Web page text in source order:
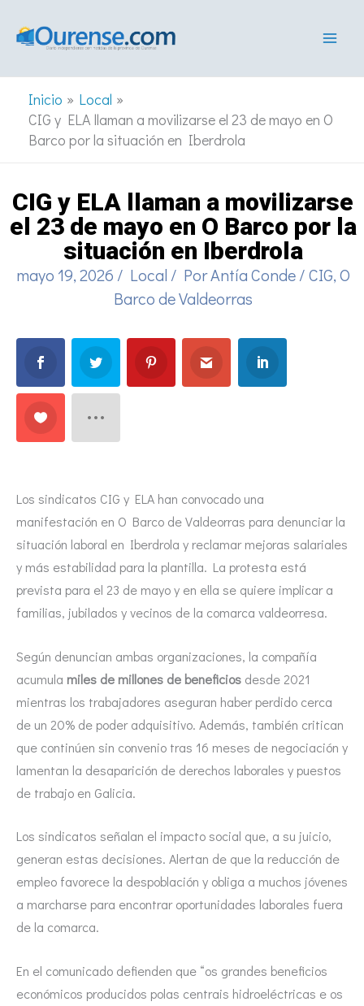
Inicio
Local
CIG y ELA llaman a movilizarse el 23 de mayo en O
Barco por la situación en Iberdrola
CIG y ELA llaman a movilizarse
el 23 de mayo en O Barco por la
situación en Iberdrola
mayo 19, 2026 / Local / PorAntía Conde/CIG,O
Barco de Valdeorras
Los sindicatos CIG y ELA han convocado una
manifestación en O Barco de Valdeorras para denunciar la
situación laboral en Iberdrola y reclamar mejoras salariales
y más estabilidad para la plantilla. La protesta está
prevista para el 23 de mayo y en ella se quiere implicar a
familias, jubilados y vecinos de la comarca valdeorresa.
Según denuncian ambas organizaciones, la compañía
acumula miles de millones de beneficios desde 2021
mientras los trabajadores aseguran haber perdido cerca
de un 20% de poder adquisitivo. Además, también critican
que continúen sin convenio tras 16 meses de negociación y
lamentan la desaparición de derechos laborales y puestos
de trabajo en Galicia.
Los sindicatos señalan el impacto social que, a su juicio,
generan estas decisiones. Alertan de que la reducción de
empleo favorece la despoblación y obliga a muchos jóvenes
a marcharse para encontrar oportunidades laborales fuera
de la comarca.
En el comunicado defienden que “os grandes beneficios
económicos producidos polas centrais hidroeléctricas e os